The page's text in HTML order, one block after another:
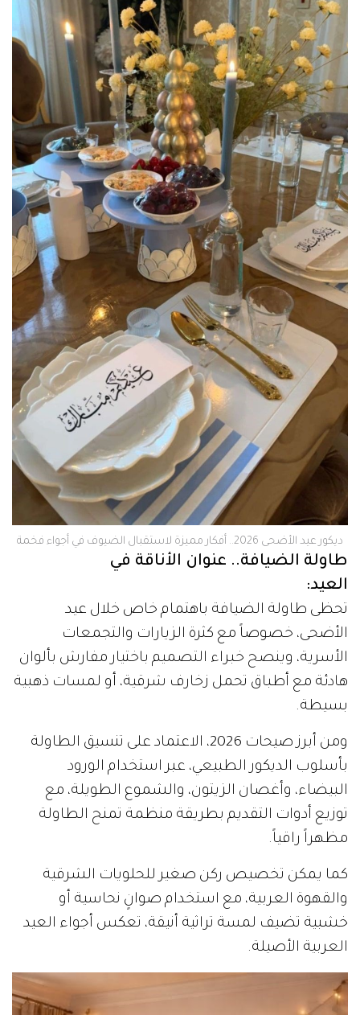
ديكور عيد الأضحى 2026.. أفكار مميزة لاستقبال الضيوف في أجواء فخمة
طاولة الضيافة.. عنوان الأناقة في
العيد:
تحظى طاولة الضيافة باهتمام خاص خلال عيد
الأضحى، خصوصاً مع كثرة الزيارات والتجمعات
الأسرية، وينصح خبراء التصميم باختيار مفارش بألوان
هادئة مع أطباق تحمل زخارف شرقية، أو لمسات ذهبية
بسيطة.
ومن أبرز صيحات 2026، الاعتماد على تنسيق الطاولة
بأسلوب الديكور الطبيعي، عبر استخدام الورود
البيضاء، وأغصان الزيتون، والشموع الطويلة، مع
توزيع أدوات التقديم بطريقة منظمة تمنح الطاولة
مظهراً راقياً.
كما يمكن تخصيص ركن صغير للحلويات الشرقية
والقهوة العربية، مع استخدام صوانٍ نحاسية أو
خشبية تضيف لمسة تراثية أنيقة، تعكس أجواء العيد
العربية الأصيلة.